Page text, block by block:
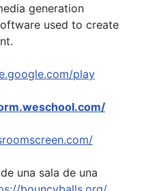
generation
used to create
play
una sala de una